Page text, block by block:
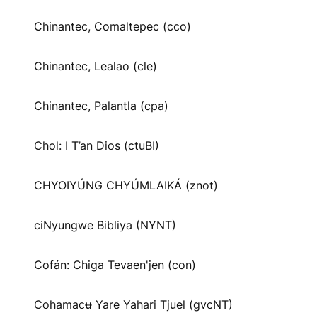
Chinantec, Comaltepec (cco)
Chinantec, Lealao (cle)
Chinantec, Palantla (cpa)
Chol: I T’an Dios (ctuBI)
CHYOIYÚNG CHYÚMLAIKÁ (znot)
ciNyungwe Bibliya (NYNT)
Cofán: Chiga Tevaen'jen (con)
Cohamacʉ Yare Yahari Tjuel (gvcNT)